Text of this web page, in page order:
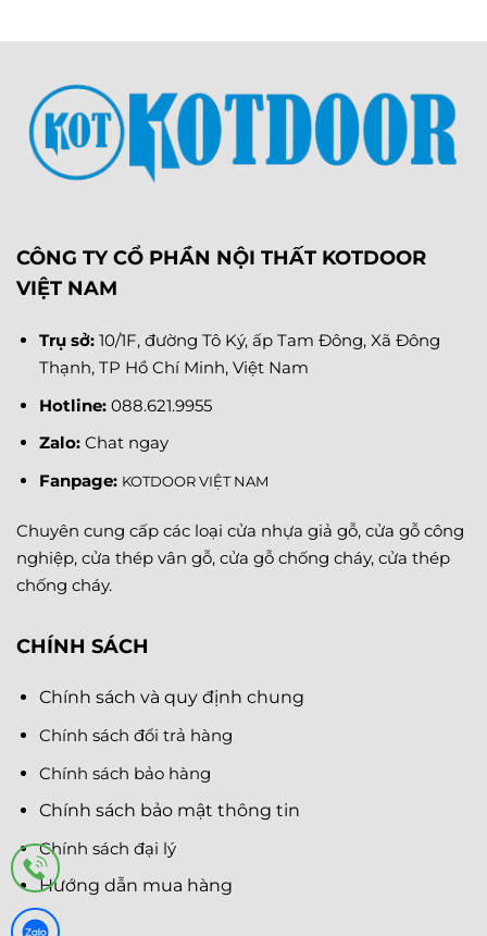
CÔNG TY CỔ PHẦN NỘI THẤT KOTDOOR
VIỆT NAM
Trụ sở: 10/1F, đường Tô Ký, ấp Tam Đông, Xã Đông
Thạnh, TP Hồ Chí Minh, Việt Nam
Hotline: 088.621.9955
Zalo: Chat ngay
Fanpage: KOTDOOR VIỆT NAM
Chuyên cung cấp các loại cửa nhựa giả gỗ, cửa gỗ công
nghiệp, cửa thép vân gỗ, cửa gỗ chống cháy, cửa thép
chống cháy.
CHÍNH SÁCH
Chính sách và quy định chung
Chính sách đổi trả hàng
Chính sách bảo hàng
Chính sách bảo mật thông tin
Chính sách đại lý
Hướng dẫn mua hàng